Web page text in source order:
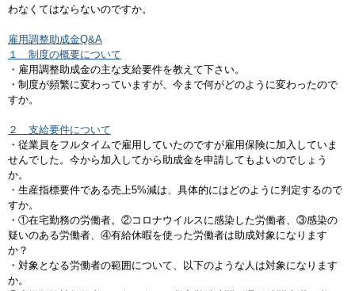
わなくてはならないのですか。
雇用調整助成金Q&A
１ 制度の概要について
・雇用調整助成金の主な支給要件を教えて下さい。
・制度が頻繁に変わっていますが、今まで何がどのように変わったので
すか。
２ 支給要件について
・従業員をフルタイムで雇用していたのですが雇用保険に加入していま
せんでした。今から加入してから助成金を申請してもよいのでしょう
か。
・生産指標要件である売上5%減は、具体的にはどのように判定するので
すか。
・①在宅勤務の労働者。②コロナウイルスに感染した労働者、③感染の
疑いのある労働者、④有給休暇を使った労働者は助成対象になります
か？
・対象となる労働者の範囲について、以下のような人は対象になります
か。